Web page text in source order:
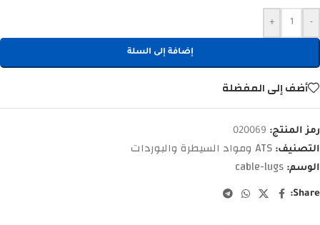
-
+
إضافة إلى السلة
أضف إلى المفضلة
رمز المنتج: 020069
التصنيف: ATS ومواد السيطرة والبوردات
الوسم: cable-lugs
Share: